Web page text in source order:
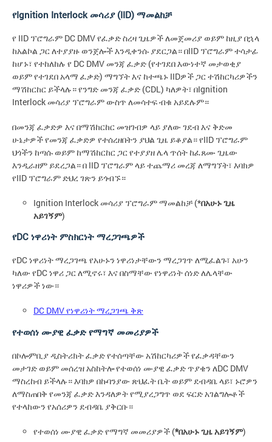
የIgnition Interlock መሳሪያ (IID) ማመልከቻ
የ IID ፕሮግራም DC DMV የፈቃድ ስረዛ ጊዜዎች ለመጀመሪያ ወይም ከዚያ በኋላ
ከአልኮል ጋር ለተያያዙ ወንጀሎች እንዲቀንሱ ያደርጋል። በIID ፕሮግራም ተሳታፊ
ከሆኑ፣ የተከለከሉ የ DC DMV መንጃ ፈቃድ (የተገደበ እውነተኛ መታወቂያ
ወይም የተገደበ አላማ ፈቃድ) ማግኘት እና ከተጫኑ IIDዎች ጋር ተሽከርካሪዎችን
ማሽከርከር ይችላሉ። የንግድ መንጃ ፈቃድ (CDL) ካለዎት፣ በIgnition
Interlock መሳሪያ ፕሮግራም ውስጥ ለመሳተፍ ብቁ አይደሉም።
በመንጃ ፈቃድዎ እና በማሽከርከር መዝገብዎ ላይ ያለው ገደብ እና ቅድመ
ሁኔታዎች የመንጃ ፈቃድዎ የተሰረዘበትን ያህል ጊዜ ይቆያል። የIID ፕሮግራም
ህጎችን ከጣሱ ወይም ከማሽከርከር ጋር የተያያዘ ሌላ ጥሰት ከፈጸሙ ጊዜው
እንዲራዘም ይደረጋል። በ IID ፕሮግራም ላይ ተጨማሪ መረጃ ለማግኘት፣ እባክዎ
የIID ፕሮግራም ድህረ ገጽን ይጎብኙ።
Ignition Interlock መሳሪያ ፕሮግራም ማመልከቻ (*በአሁኑ ጊዜ
አይገኝም)
የDC ነዋሪነት ምስክርነት ማረጋገጫዎች
የDC ነዋሪነት ማረጋገጫ የአሁኑን ነዋሪነታቸውን ማረጋገጥ ለሚፈልጉ፣ አሁን
ካለው የDC ነዋሪ ጋር ለሚኖሩ፣ እና በስማቸው የነዋሪነት ሰነድ ለሌላቸው
ነዋሪዎች ነው።
DC DMV የነዋሪነት ማረጋገጫ ቅጽ
የተወሰነ ሙያዊ ፈቃድ የማግኛ መመሪያዎች
በኮሎምቢያ ዲስትሪክት ፈቃድ የተሰጣቸው አሽከርካሪዎች የፈቃዳቸውን
መታገድ ወይም መሰረዝ አስከትሎ የተወሰነ ሙያዊ ፈቃድ ጥያቄን ለDC DMV
ማስረከብ ይችላሉ። እባክዎ በኩባንያው ጽህፈት ቤት ወይም ደብዳቤ ላይ፣ ኑሮዎን
ለማስጠበቅ የመንጃ ፈቃድ እንዳለዎት የሚያረጋግጥ ወደ ፍርድ አገልግሎቶች
የተላከውን የአሰሪዎን ደብዳቤ ያቅርቡ።
የተወሰነ ሙያዊ ፈቃድ የማግኛ መመሪያዎች (*በአሁኑ ጊዜ አይገኝም)